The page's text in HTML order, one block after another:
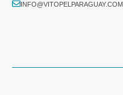
INFO@VITOPELPARAGUAY.COM